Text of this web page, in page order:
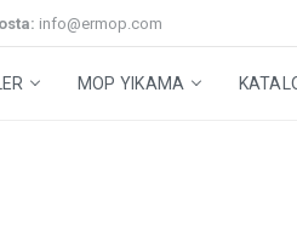
info@ermop.com
MOP YIKAMA